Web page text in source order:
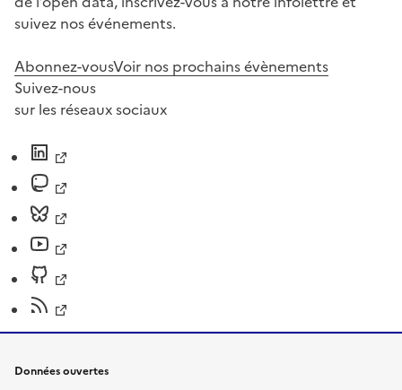
suivez nos événements.
Abonnez-vousVoir nos prochains évènements
Suivez-nous
sur les réseaux sociaux
Données ouvertes